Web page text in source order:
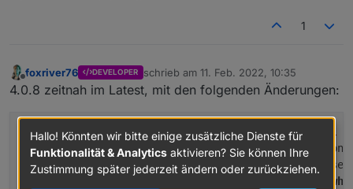
1
Offline
foxriver76 DEVELOPER schrieb am 11. Feb. 2022, 10:35
zuletzt editiert von
4.0.8 zeitnah im Latest, mit den folgenden Änderungen:
(AlCalzone) Prevent issues when backup interval
(Apollon77) Correctly return null when a session
(bluefox) Add docker info to statistic values
Hallo! Könnten wir bitte einige zusätzliche Dienste für
Funktionalität & Analytics aktivieren? Sie können Ihre
Zustimmung später jederzeit ändern oder zurückziehen.